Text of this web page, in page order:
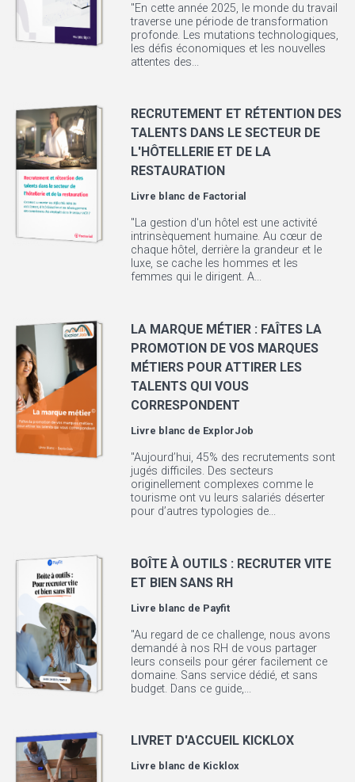
"En cette année 2025, le monde du travail
traverse une période de transformation
profonde. Les mutations technologiques,
les défis économiques et les nouvelles
attentes des...
RECRUTEMENT ET RÉTENTION DES
TALENTS DANS LE SECTEUR DE
L'HÔTELLERIE ET DE LA
RESTAURATION
Livre blanc de Factorial
"La gestion d'un hôtel est une activité
intrinsèquement humaine. Au cœur de
chaque hôtel, derrière la grandeur et le
luxe, se cache les hommes et les
femmes qui le dirigent. A...
LA MARQUE MÉTIER : FAÎTES LA
PROMOTION DE VOS MARQUES
MÉTIERS POUR ATTIRER LES
TALENTS QUI VOUS
CORRESPONDENT
Livre blanc de ExplorJob
"Aujourd’hui, 45% des recrutements sont
jugés difficiles. Des secteurs
originellement complexes comme le
tourisme ont vu leurs salariés déserter
pour d’autres typologies de...
BOÎTE À OUTILS : RECRUTER VITE
ET BIEN SANS RH
Livre blanc de Payfit
"Au regard de ce challenge, nous avons
demandé à nos RH de vous partager
leurs conseils pour gérer facilement ce
domaine. Sans service dédié, et sans
budget. Dans ce guide,...
LIVRET D'ACCUEIL KICKLOX
Livre blanc de Kicklox